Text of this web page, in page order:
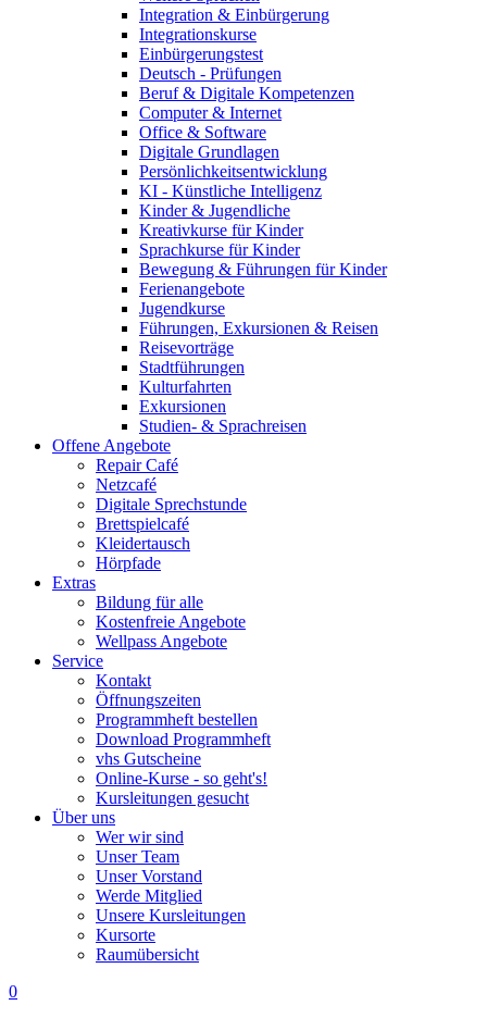
Integration & Einbürgerung
Integrationskurse
Einbürgerungstest
Deutsch - Prüfungen
Beruf & Digitale Kompetenzen
Computer & Internet
Office & Software
Digitale Grundlagen
Persönlichkeitsentwicklung
KI - Künstliche Intelligenz
Kinder & Jugendliche
Kreativkurse für Kinder
Sprachkurse für Kinder
Bewegung & Führungen für Kinder
Ferienangebote
Jugendkurse
Führungen, Exkursionen & Reisen
Reisevorträge
Stadtführungen
Kulturfahrten
Exkursionen
Studien- & Sprachreisen
Offene Angebote
Repair Café
Netzcafé
Digitale Sprechstunde
Brettspielcafé
Kleidertausch
Hörpfade
Extras
Bildung für alle
Kostenfreie Angebote
Wellpass Angebote
Service
Kontakt
Öffnungszeiten
Programmheft bestellen
Download Programmheft
vhs Gutscheine
Online-Kurse - so geht's!
Kursleitungen gesucht
Über uns
Wer wir sind
Unser Team
Unser Vorstand
Werde Mitglied
Unsere Kursleitungen
Kursorte
Raumübersicht
0